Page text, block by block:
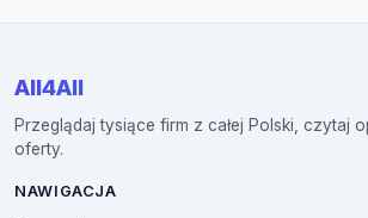
All4All
Przeglądaj tysiące firm z całej Polski, czytaj
oferty.
NAWIGACJA